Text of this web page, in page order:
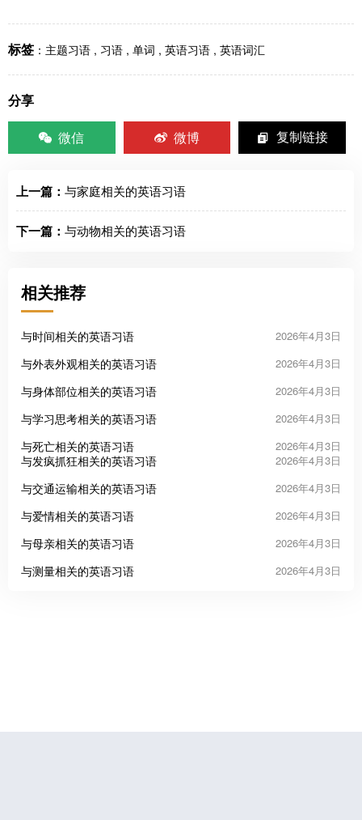
标签 ： 主题习语 , 习语 , 单词 , 英语习语 , 英语词汇
分享
微信
微博 复制链接
上一篇： 与家庭相关的英语习语
下一篇： 与动物相关的英语习语
相关推荐
与时间相关的英语习语 2026年4月3日
与外表外观相关的英语习语 2026年4月3日
与身体部位相关的英语习语 2026年4月3日
与学习思考相关的英语习语 2026年4月3日
与死亡相关的英语习语 2026年4月3日
与发疯抓狂相关的英语习语 2026年4月3日
与交通运输相关的英语习语 2026年4月3日
与爱情相关的英语习语 2026年4月3日
与母亲相关的英语习语 2026年4月3日
与测量相关的英语习语 2026年4月3日